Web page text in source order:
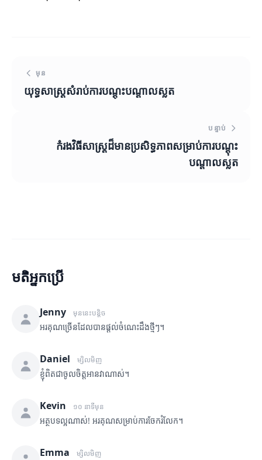
មុន
យុទ្ធសាស្ត្រសំរាប់ការបណ្តុះបណ្តាលស្លត
បន្ទាប់
កំរងវិធីសាស្ត្រដ៏មានប្រសិទ្ធភាពសម្រាប់ការបណ្តុះ
បណ្តាលស្លត
មតិអ្នកប្រើ
Jenny មុននេះបន្តិច
អរគុណច្រើនដែលបានផ្តល់ចំណេះដឹងថ្មីៗ។
Daniel ម្សិលមិញ
ខ្ញុំពិតជាចូលចិត្តអានវាណាស់។
Kevin ១០ នាទីមុន
អត្ថបទល្អណាស់! អរគុណសម្រាប់ការចែករំលែក។
Emma ម្សិលមិញ